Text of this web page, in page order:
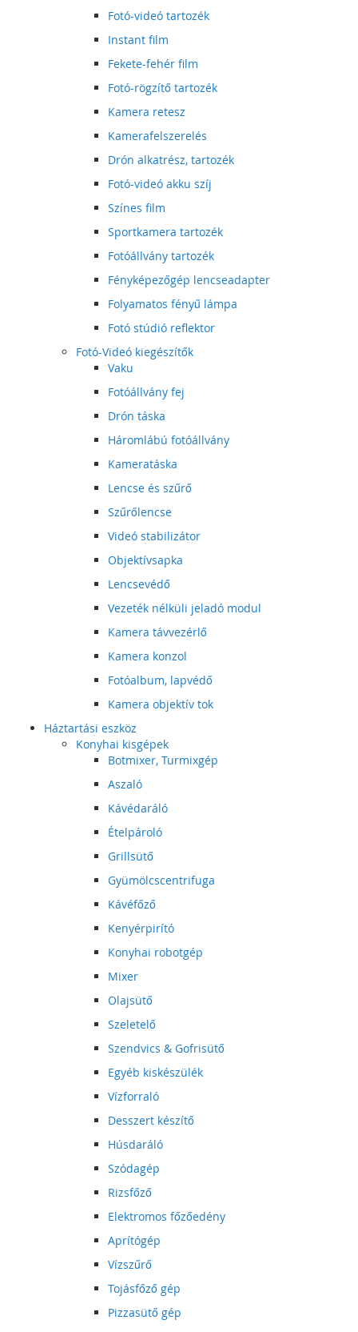
Fotó-videó tartozék
Instant film
Fekete-fehér film
Fotó-rögzítő tartozék
Kamera retesz
Kamerafelszerelés
Drón alkatrész, tartozék
Fotó-videó akku szíj
Színes film
Sportkamera tartozék
Fotóállvány tartozék
Fényképezőgép lencseadapter
Folyamatos fényű lámpa
Fotó stúdió reflektor
Fotó-Videó kiegészítők
Vaku
Fotóállvány fej
Drón táska
Háromlábú fotóállvány
Kameratáska
Lencse és szűrő
Szűrőlencse
Videó stabilizátor
Objektívsapka
Lencsevédő
Vezeték nélküli jeladó modul
Kamera távvezérlő
Kamera konzol
Fotóalbum, lapvédő
Kamera objektív tok
Háztartási eszköz
Konyhai kisgépek
Botmixer, Turmixgép
Aszaló
Kávédaráló
Ételpároló
Grillsütő
Gyümölcscentrifuga
Kávéfőző
Kenyérpirító
Konyhai robotgép
Mixer
Olajsütő
Szeletelő
Szendvics & Gofrisütő
Egyéb kiskészülék
Vízforraló
Desszert készítő
Húsdaráló
Szódagép
Rizsfőző
Elektromos főzőedény
Aprítógép
Vízszűrő
Tojásfőző gép
Pizzasütő gép